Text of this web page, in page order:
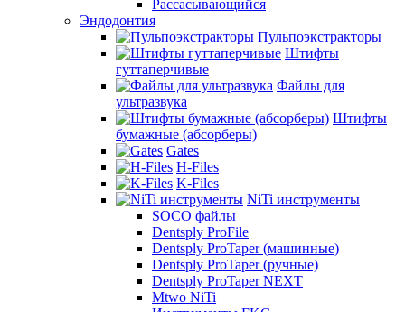
Рассасывающийся
Эндодонтия
Пульпоэкстракторы
Штифты
гуттаперчивые
Файлы для
ультразвука
Штифты
бумажные (абсорберы)
Gates
H-Files
K-Files
NiTi инструменты
SOCO файлы
Dentsply ProFile
Dentsply ProTaper (машинные)
Dentsply ProTaper (ручные)
Dentsply ProTaper NEXT
Mtwo NiTi